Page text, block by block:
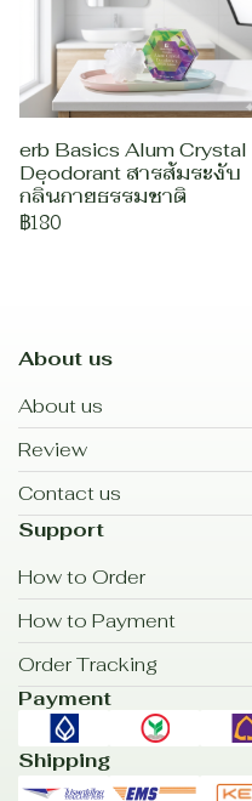
erb Basics Alum Crystal
Deodorant สารส้มระงับ
กลิ่นกายธรรมชาติ
฿180
About us
About us
Review
Contact us
Support
How to Order
How to Payment
Order Tracking
Payment
Shipping